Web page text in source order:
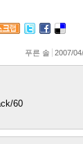
푸른 솔 2007/
60